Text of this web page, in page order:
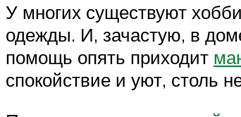
У многих существуют
одежды. И, зачастую, в
помощь опять приходит
спокойствие и уют, столь